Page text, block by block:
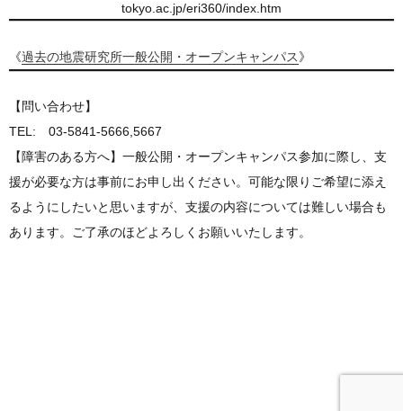
tokyo.ac.jp/eri360/index.htm
《過去の地震研究所一般公開・オープンキャンパス》
【問い合わせ】
TEL: 03-5841-5666,5667
【障害のある方へ】一般公開・オープンキャンパス参加に際し、支
援が必要な方は事前にお申し出ください。可能な限りご希望に添え
るようにしたいと思いますが、支援の内容については難しい場合も
あります。ご了承のほどよろしくお願いいたします。